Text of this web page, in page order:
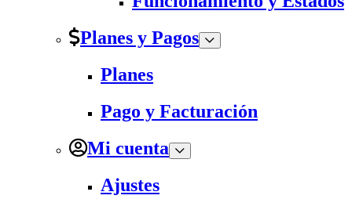
Planes y Pagos
Planes
Pago y Facturación
Mi cuenta
Ajustes